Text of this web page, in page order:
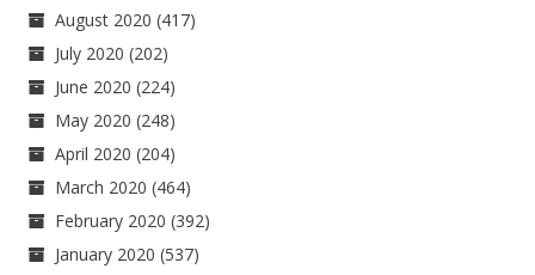
August 2020 (417)
July 2020 (202)
June 2020 (224)
May 2020 (248)
April 2020 (204)
March 2020 (464)
February 2020 (392)
January 2020 (537)